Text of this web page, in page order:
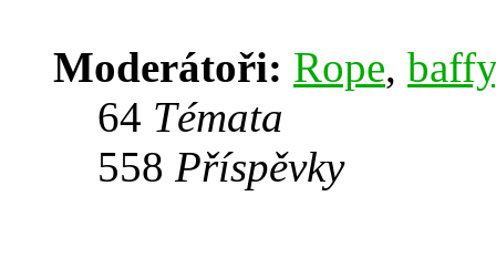
Moderátoři: Rope, baffy
64 Témata
558 Příspěvky